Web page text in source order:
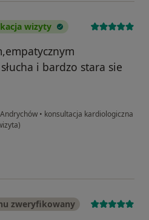
wizyty
i bardzo stara sie
• konsultacja kardiologiczna
zweryfikowany